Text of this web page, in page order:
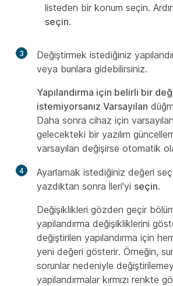
listeden bir konum seçin.
seçin.
3
Değiştirmek istediğiniz
veya bunlara gidebilirsiniz.
Yapılandırma için belirli bir
istemiyorsanız Varsayılan
Daha sonra cihaz için
gelecekteki bir yazılım
varsayılan değişirse otomatik
4
Ayarlamak istediğiniz değeri
yazdıktan sonra İleri'yi seçin.
Değişiklikleri gözden geçir
yapılandırma değişikliklerini
değiştirilen yapılandırma için
yeni değeri gösterir. Örneğin,
sorunlar nedeniyle
yapılandırmalar kırmızı renkte